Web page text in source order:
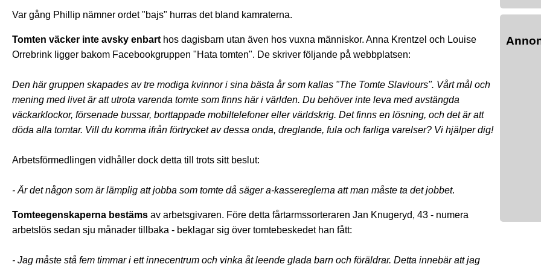
Var gång Phillip nämner ordet "bajs" hurras det bland kamraterna.
Tomten väcker inte avsky enbart hos dagisbarn utan även hos vuxna människor. Anna Krentzel och Louise
Orrebrink ligger bakom Facebookgruppen "Hata tomten". De skriver följande på webbplatsen:
Den här gruppen skapades av tre modiga kvinnor i sina bästa år som kallas "The Tomte Slaviours". Vårt mål och
mening med livet är att utrota varenda tomte som finns här i världen. Du behöver inte leva med avstängda
väckarklockor, försenade bussar, borttappade mobiltelefoner eller världskrig. Det finns en lösning, och det är att
döda alla tomtar. Vill du komma ifrån förtrycket av dessa onda, dreglande, fula och farliga varelser? Vi hjälper dig!
Arbetsförmedlingen vidhåller dock detta till trots sitt beslut:
- Är det någon som är lämplig att jobba som tomte då säger a-kassereglerna att man måste ta det jobbet.
Tomteegenskaperna bestäms av arbetsgivaren. Före detta fårtarmssorteraren Jan Knugeryd, 43 - numera
arbetslös sedan sju månader tillbaka - beklagar sig över tomtebeskedet han fått:
- Jag måste stå fem timmar i ett innecentrum och vinka åt leende glada barn och föräldrar. Detta innebär att jag